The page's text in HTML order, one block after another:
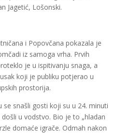
Jagetić, Lošonski.
i Popovčana pokazala je
iz samoga vrha. Prvih
je u ispitivanju snaga, a
koji je publiku potjerao u
prostorija.
se snašli gosti koji su u 24. minuti
u vodstvo. Bio je to „hladan
domaće igrače. Odmah nakon